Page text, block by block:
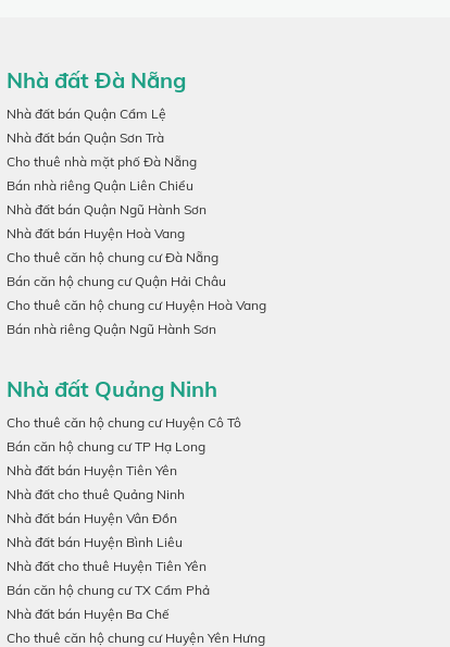
Nhà đất Đà Nẵng
Nhà đất bán Quận Cẩm Lệ
Nhà đất bán Quận Sơn Trà
Cho thuê nhà mặt phố Đà Nẵng
Bán nhà riêng Quận Liên Chiểu
Nhà đất bán Quận Ngũ Hành Sơn
Nhà đất bán Huyện Hoà Vang
Cho thuê căn hộ chung cư Đà Nẵng
Bán căn hộ chung cư Quận Hải Châu
Cho thuê căn hộ chung cư Huyện Hoà Vang
Bán nhà riêng Quận Ngũ Hành Sơn
Nhà đất Quảng Ninh
Cho thuê căn hộ chung cư Huyện Cô Tô
Bán căn hộ chung cư TP Hạ Long
Nhà đất bán Huyện Tiên Yên
Nhà đất cho thuê Quảng Ninh
Nhà đất bán Huyện Vân Đồn
Nhà đất bán Huyện Bình Liêu
Nhà đất cho thuê Huyện Tiên Yên
Bán căn hộ chung cư TX Cẩm Phả
Nhà đất bán Huyện Ba Chế
Cho thuê căn hộ chung cư Huyện Yên Hưng